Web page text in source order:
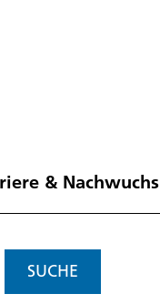
& Nachwuchs
SUCHE